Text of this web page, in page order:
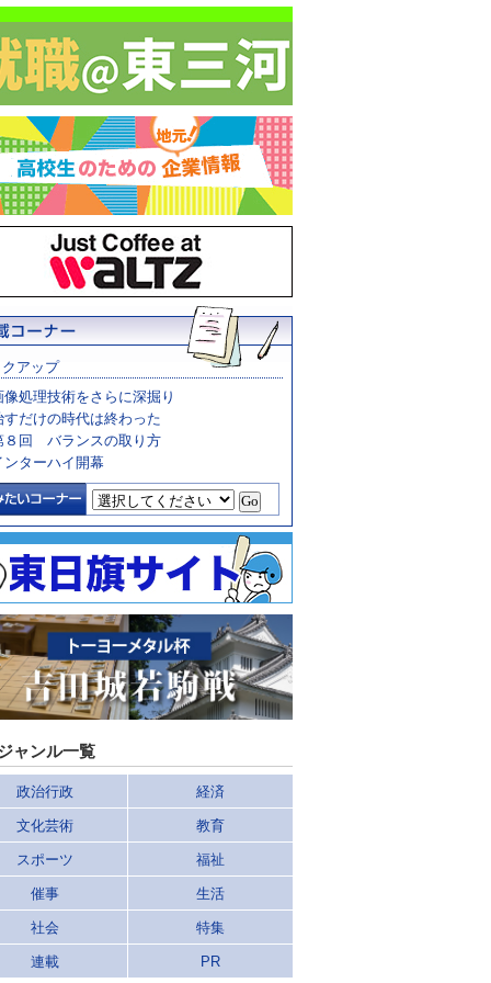
アップ
像処理技術をさらに深掘り
すだけの時代は終わった
８回 バランスの取り方
ンターハイ開幕
ャンル一覧
政治行政 経済
文化芸術 教育
スポーツ 福祉
催事 生活
社会 特集
連載 PR